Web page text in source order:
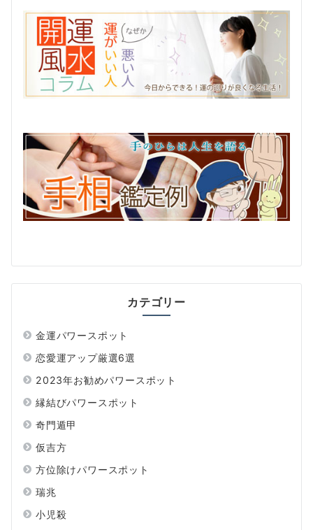
カテゴリー
金運パワースポット
恋愛運アップ厳選6選
2023年お勧めパワースポット
縁結びパワースポット
奇門遁甲
仮吉方
方位除けパワースポット
瑞兆
小児殺